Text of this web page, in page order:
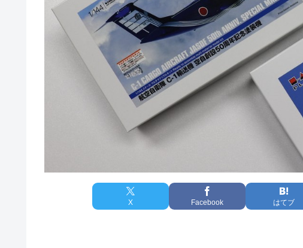
X Facebook はてブ